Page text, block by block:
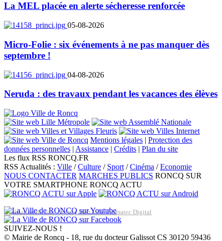
La MEL placée en alerte sécheresse renforcée
05-08-2026
Micro-Folie : six événements à ne pas manquer dès
septembre !
04-08-2026
Neruda : des travaux pendant les vacances des élèves
Mentions légales | Protection des
données personnelles | Assistance | Crédits | Plan du site
Les flux RSS RONCQ.FR
RSS Actualités : Ville /Culture / Sport /Cinéma /Economie
NOUS CONTACTER MARCHES PUBLICS RONCQ SUR
VOTRE SMARTPHONE RONCQ ACTU
Réalisation du site: Agence Web Lille Promatec Digital
SUIVEZ-NOUS !
© Mairie de Roncq - 18, rue du docteur Galissot CS 30120 59436